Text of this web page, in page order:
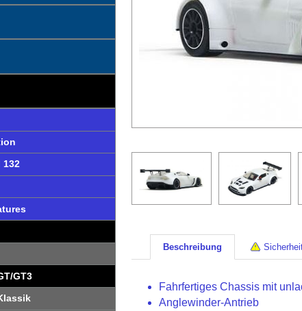
132
GT3
Beschreibung
Fahrfertiges Chassis mit
Anglewinder-Antrieb